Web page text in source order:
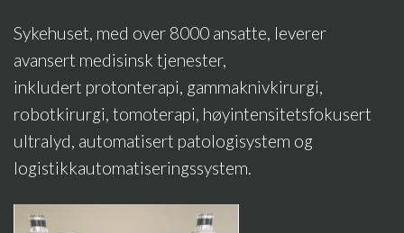
Sykehuset, med over 8000 ansatte, leverer
avansert medisinsk tjenester,
inkludert protonterapi, gammaknivkirurgi,
robotkirurgi, tomoterapi, høyintensitetsfokusert
ultralyd, automatisert patologisystem og
logistikkautomatiseringssystem.